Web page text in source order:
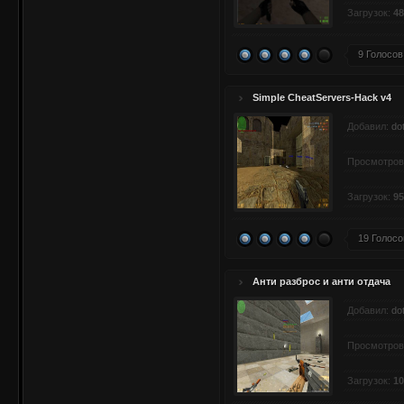
Загрузок:
9 Голосов
Simple CheatServers-Hack v4
Добавил:
Загрузок:
19
Анти разброс и анти отдача
Добавил:
Загрузок: